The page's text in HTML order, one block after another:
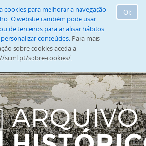
Ok
cookies para melhorar a navegação
O website também pode usar
de terceiros para analisar hábitos
conteúdos. Para mais
sobre cookies aceda a
scml.pt/sobre-cookies/.